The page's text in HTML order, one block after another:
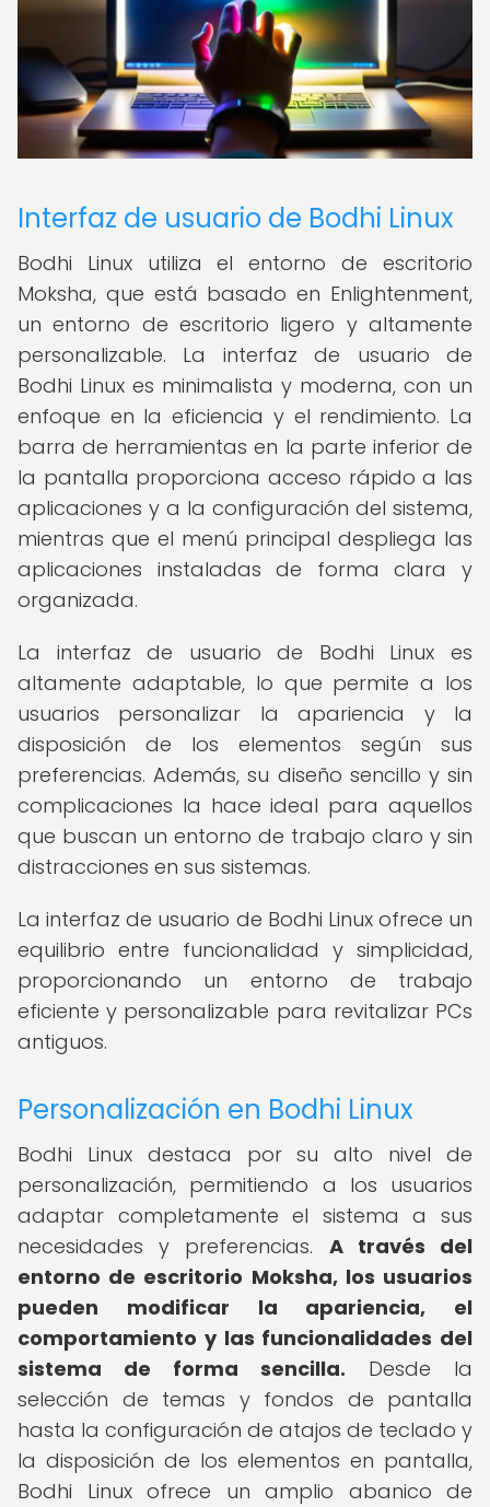
Interfaz de usuario de Bodhi Linux
Bodhi Linux utiliza el entorno de escritorio
Moksha, que está basado en Enlightenment,
un entorno de escritorio ligero y altamente
personalizable. La interfaz de usuario de
Bodhi Linux es minimalista y moderna, con un
enfoque en la eficiencia y el rendimiento. La
barra de herramientas en la parte inferior de
la pantalla proporciona acceso rápido a las
aplicaciones y a la configuración del sistema,
mientras que el menú principal despliega las
aplicaciones instaladas de forma clara y
organizada.
La interfaz de usuario de Bodhi Linux es
altamente adaptable, lo que permite a los
usuarios personalizar la apariencia y la
disposición de los elementos según sus
preferencias. Además, su diseño sencillo y sin
complicaciones la hace ideal para aquellos
que buscan un entorno de trabajo claro y sin
distracciones en sus sistemas.
La interfaz de usuario de Bodhi Linux ofrece un
equilibrio entre funcionalidad y simplicidad,
proporcionando un entorno de trabajo
eficiente y personalizable para revitalizar PCs
antiguos.
Personalización en Bodhi Linux
Bodhi Linux destaca por su alto nivel de
personalización, permitiendo a los usuarios
adaptar completamente el sistema a sus
necesidades y preferencias. A través del
entorno de escritorio Moksha, los usuarios
pueden modificar la apariencia, el
comportamiento y las funcionalidades del
sistema de forma sencilla. Desde la
selección de temas y fondos de pantalla
hasta la configuración de atajos de teclado y
la disposición de los elementos en pantalla,
Bodhi Linux ofrece un amplio abanico de